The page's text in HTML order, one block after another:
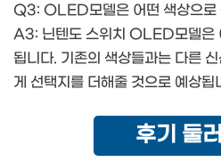
Q3: OLED모델은 어떤 색상으로
A3: 닌텐도 스위치 OLED모델은
됩니다. 기존의 색상들과는 다른
게 선택지를 더해줄 것으로 예상
후기 둘